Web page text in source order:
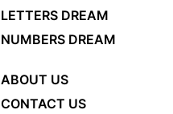
LETTERS DREAM
NUMBERS DREAM
ABOUT US
CONTACT US